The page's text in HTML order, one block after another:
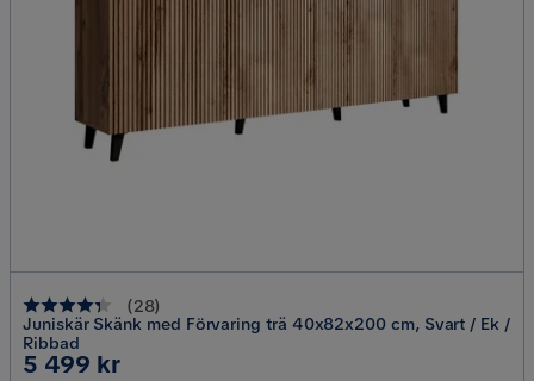
(28)
Juniskär Skänk med Förvaring trä 40x82x200 cm, Svart / Ek /
Ribbad
Pris
5 499 kr